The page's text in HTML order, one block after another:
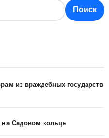
Поиск
из враждебных государств
на Садовом кольце